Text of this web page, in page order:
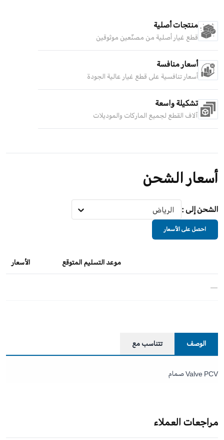
منتجات أصلية
قطع غيار أصلية من مصنّعين موثوقين
أسعار منافسة
أسعار تنافسية على قطع غيار عالية الجودة
تشكيلة واسعة
آلاف القطع لجميع الماركات والموديلات
أسعار الشحن
الشحن إلى : الرياض
احصل على الأسعار
موعد التسليم المتوقع الأسعار
—
الوصف تتناسب مع
Valve PCV صمام
مراجعات العملاء